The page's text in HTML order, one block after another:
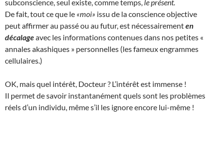
subconscience, seul existe, comme temps, le présent.
De fait, tout ce que le «moi» issu de la conscience objective
peut affirmer au passé ou au futur, est nécessairementen
décalageavec les informations contenues dans nos petites «
annales akashiques » personnelles (les fameux engrammes
cellulaires.)
OK, mais quel intérêt, Docteur ? L’intérêt est immense !
Il permet de savoir instantanément quels sont les problèmes
réels d’un individu, même s’il les ignore encore lui-même !